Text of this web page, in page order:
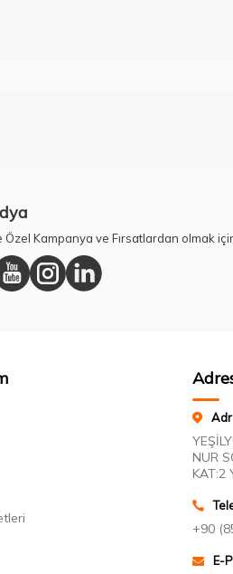
Özel Kampanya ve Fırsatlardan olmak
NUR
KAT:2
+90
E-